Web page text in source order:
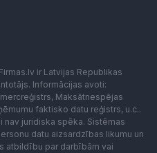
ir Latvijas Republikas
Informācijas avoti:
Maksātnespējas
faktisko datu reģistrs, u.c..
nav juridiska spēka. Sistēmas
datu aizsardzības likumu un
atbildību par darbībām vai